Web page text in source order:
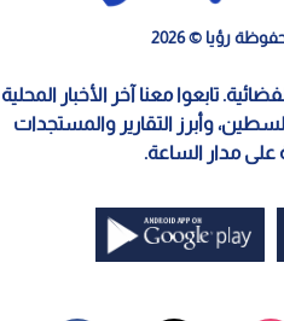
رؤيا © 2026
تابعوا معنا آخر الأخبار المحلية
وأبرز التقارير والمستجدات
على مدار الساعة.